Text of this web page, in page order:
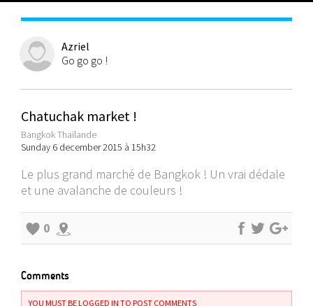
Azriel
Go go go !
Chatuchak market !
Bangkok Thaïlande
Sunday 6 december 2015 à 15h32
Le plus grand marché de Bangkok ! Un vrai dédale
et une avalanche de couleurs !
0
Comments
YOU MUST BE LOGGED IN TO POST COMMENTS